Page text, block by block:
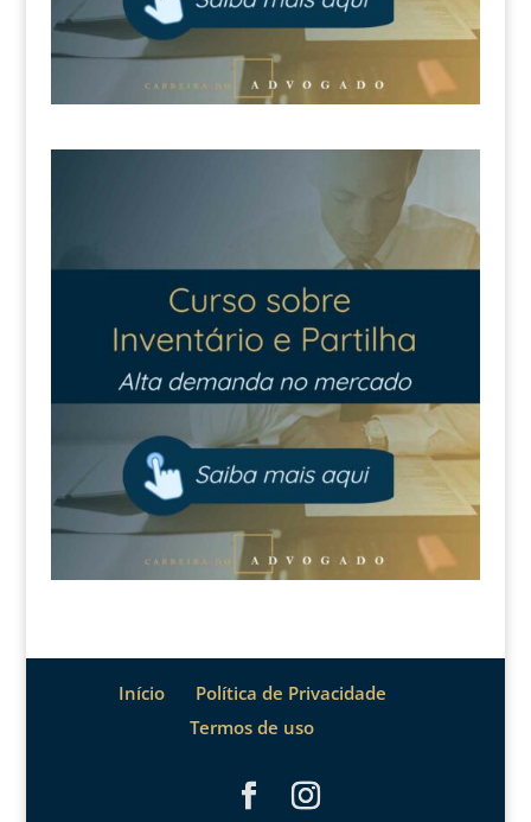
Início
Política de Privacidade
Termos de uso